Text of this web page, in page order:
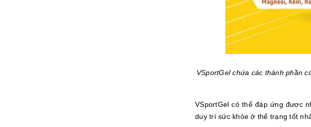
VSportGel chứa các thành phần
VSportGel có thể đáp ứng được
duy trì sức khỏe ở thể trạng tốt